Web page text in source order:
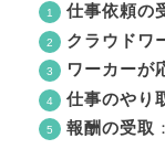
仕事依頼の
クラウドワ
ワーカーが
仕事のやり
報酬の受取